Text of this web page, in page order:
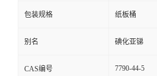
包装规格 纸板桶
别名 碘化亚锑
CAS编号 7790-44-5